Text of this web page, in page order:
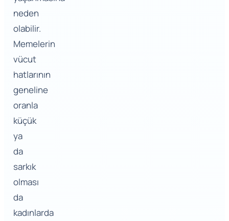
neden
olabilir.
Memelerin
vücut
hatlarının
geneline
oranla
küçük
ya
da
sarkık
olması
da
kadınlarda